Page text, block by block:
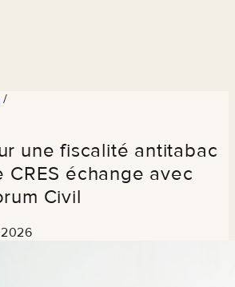
/
une fiscalité antitabac
échange avec
Civil